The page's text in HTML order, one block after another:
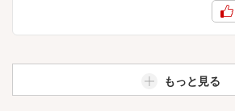
もっと見る